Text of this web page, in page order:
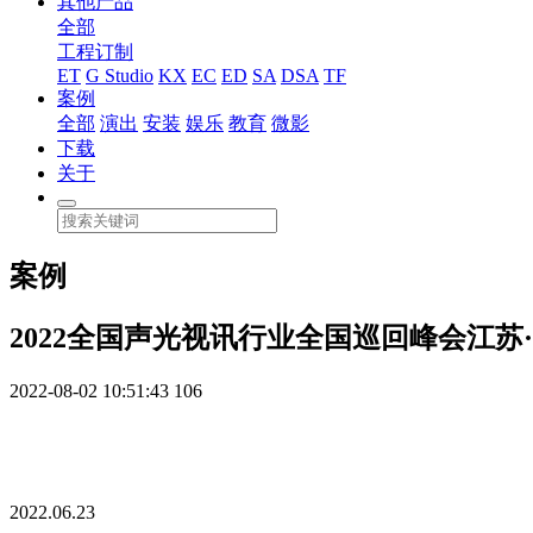
全部
工程订制
ET G Studio KX EC ED SA DSA TF
案例
全部 演出 安装 娱乐 教育 微影
下载
关于
案例
2022全国声光视讯行业全国巡回峰会江苏
2022-08-02 10:51:43 106
2022.06.23